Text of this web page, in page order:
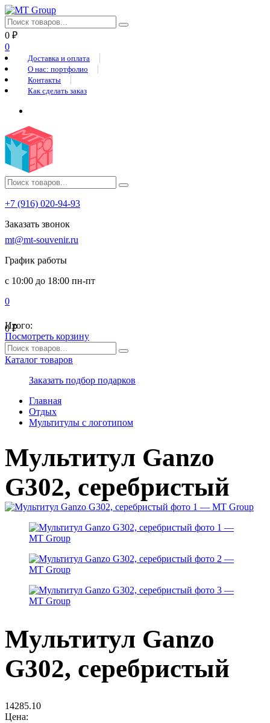
0 ₽
0
Доставка и оплата
О нас: портфолио
Контакты
Как сделать заказ
+7 (916) 020-94-93
Заказать звонок
mt@mt-souvenir.ru
График работы
с 10:00 до 18:00 пн-пт
0
0₽
Итого:
Посмотреть корзину
Каталог товаров
Заказать подбор подарков
Главная
Отдых
Мультитулы с логотипом
Мультитул Ganzo
G302, серебристый
Мультитул Ganzo
G302, серебристый
14285.10
Цена: